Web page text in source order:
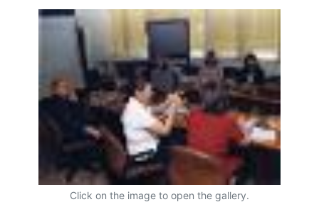
Click on the image to open the gallery.